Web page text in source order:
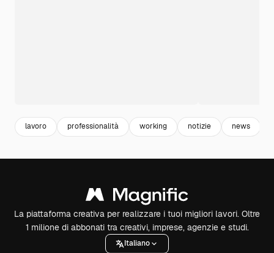
lavoro professionalità working notizie news
La piattaforma creativa per realizzare i tuoi migliori lavori. Oltre
1 milione di abbonati tra creativi, imprese, agenzie e studi.
Italiano